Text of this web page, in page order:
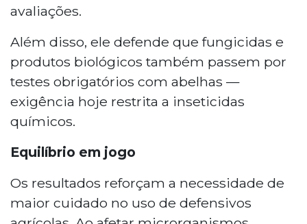
avaliações.
Além disso, ele defende que fungicidas e
produtos biológicos também passem por
testes obrigatórios com abelhas —
exigência hoje restrita a inseticidas
químicos.
Equilíbrio em jogo
Os resultados reforçam a necessidade de
maior cuidado no uso de defensivos